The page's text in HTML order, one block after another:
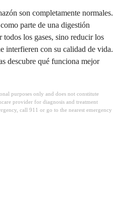
son completamente normales.
parte de una digestión
los gases, sino reducir los
interfieren con su calidad de vida.
descubre qué funciona mejor
purposes only and does not constitute
provider for diagnosis and treatment
call 911 or go to the nearest emergency